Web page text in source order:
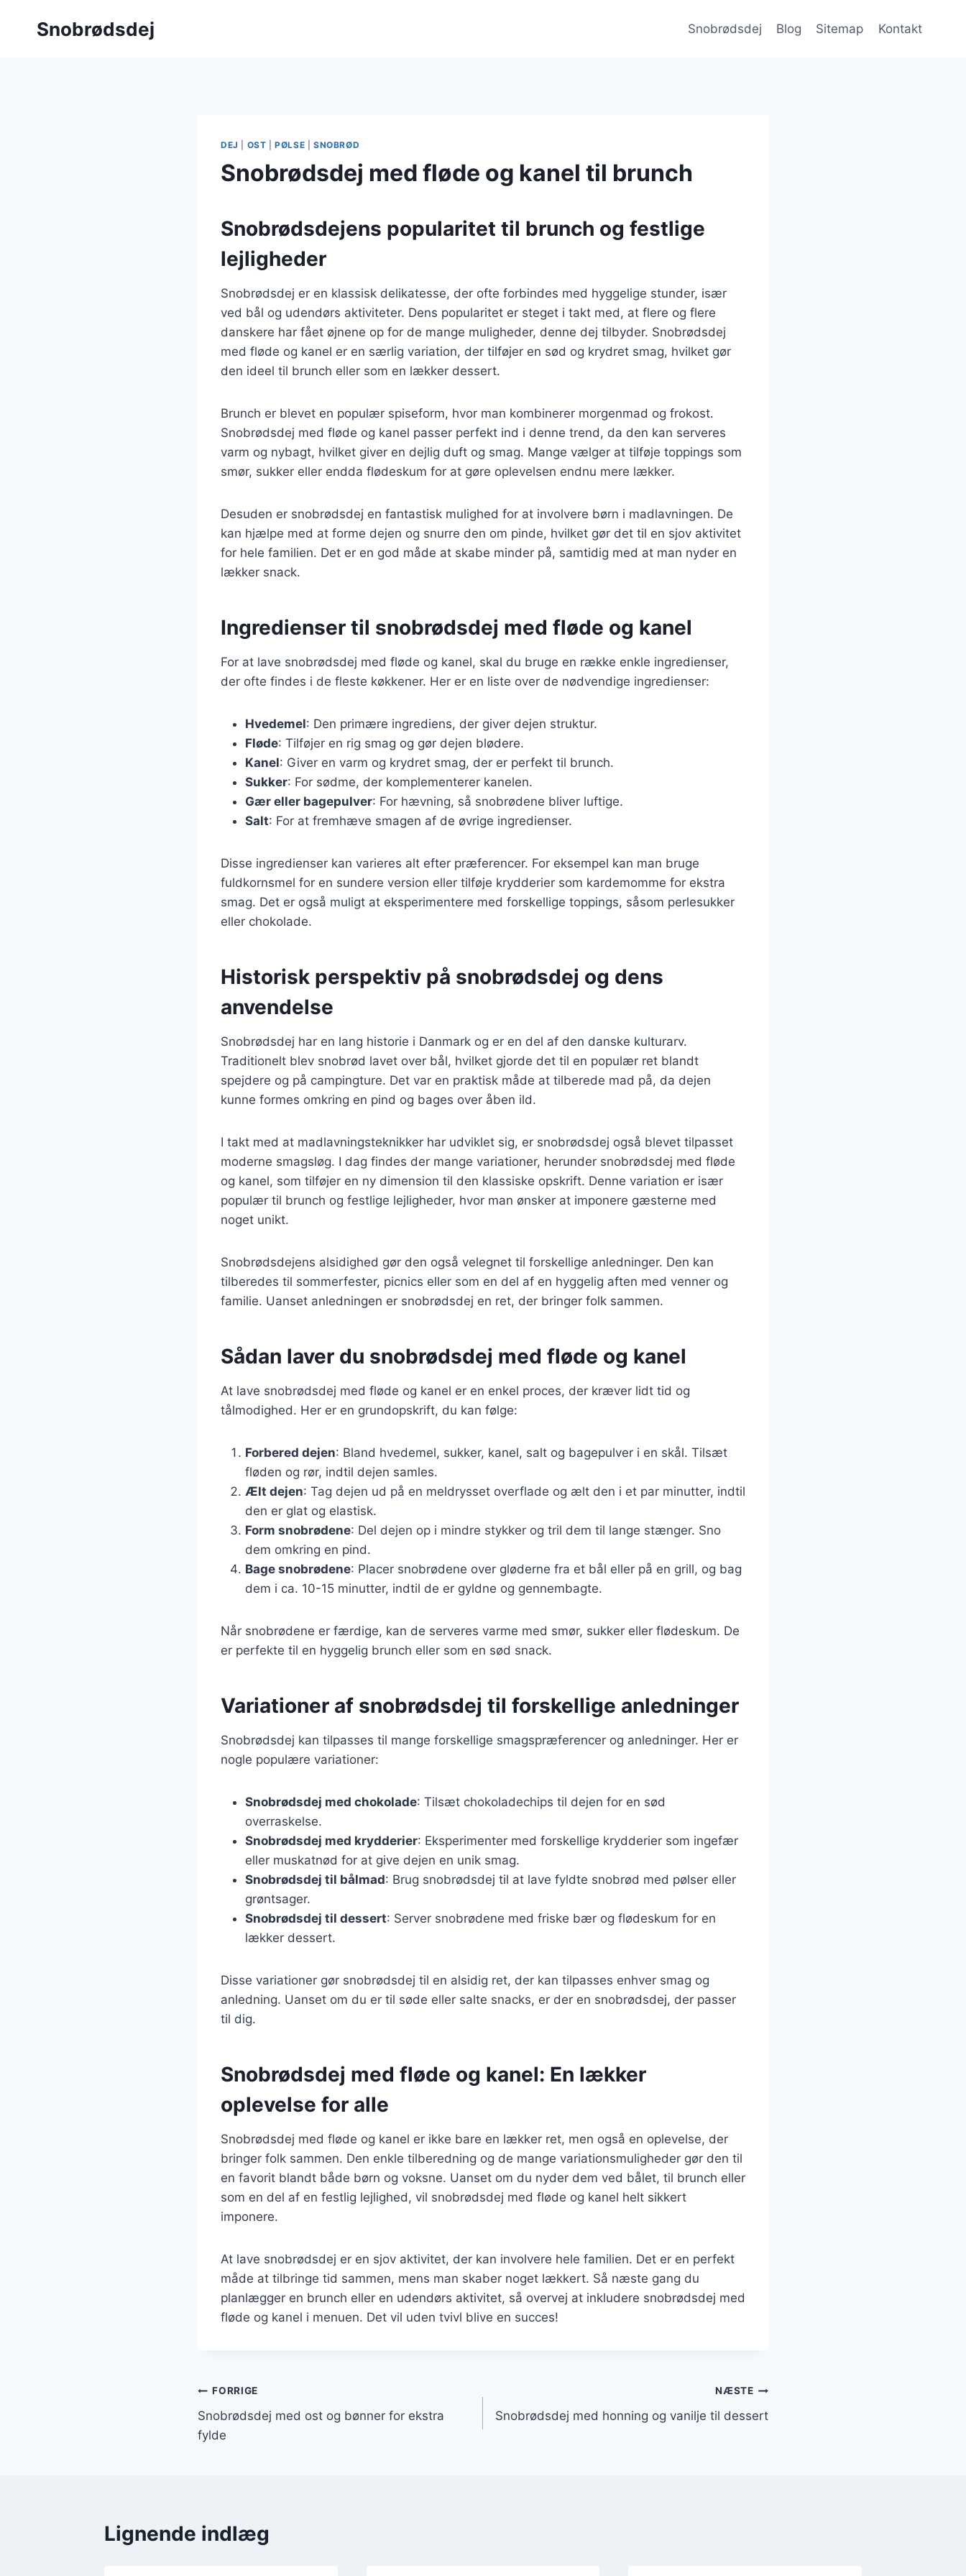
Snobrødsdej Snobrødsdej Blog Sitemap Kontakt
DEJ OST |PØLSE SNOBRØD
Snobrødsdej med fløde og kanel til brunch
Snobrødsdejens popularitet til brunch og festlige
lejligheder
Snobrødsdej er en klassisk delikatesse, der ofte forbindes med hyggelige stunder, især
ved bål og udendørs aktiviteter. Dens popularitet er steget i takt med, at flere og flere
danskere har fået øjnene op for de mange muligheder, denne dej tilbyder. Snobrødsdej
med fløde og kanel er en særlig variation, der tilføjer en sød og krydret smag, hvilket gør
den ideel til brunch eller som en lækker dessert.
Brunch er blevet en populær spiseform, hvor man kombinerer morgenmad og frokost.
Snobrødsdej med fløde og kanel passer perfekt ind i denne trend, da den kan serveres
varm og nybagt, hvilket giver en dejlig duft og smag. Mange vælger at tilføje toppings som
smør, sukker eller endda flødeskum for at gøre oplevelsen endnu mere lækker.
Desuden er snobrødsdej en fantastisk mulighed for at involvere børn i madlavningen. De
kan hjælpe med at forme dejen og snurre den om pinde, hvilket gør det til en sjov aktivitet
for hele familien. Det er en god måde at skabe minder på, samtidig med at man nyder en
lækker snack.
Ingredienser til snobrødsdej med fløde og kanel
For at lave snobrødsdej med fløde og kanel, skal du bruge en række enkle ingredienser,
der ofte findes i de fleste køkkener. Her er en liste over de nødvendige ingredienser:
Hvedemel: Den primære ingrediens, der giver dejen struktur.
Fløde: Tilføjer en rig smag og gør dejen blødere.
Kanel: Giver en varm og krydret smag, der er perfekt til brunch.
Sukker: For sødme, der komplementerer kanelen.
Gær eller bagepulver: For hævning, så snobrødene bliver luftige.
Salt: For at fremhæve smagen af de øvrige ingredienser.
Disse ingredienser kan varieres alt efter præferencer. For eksempel kan man bruge
fuldkornsmel for en sundere version eller tilføje krydderier som kardemomme for ekstra
smag. Det er også muligt at eksperimentere med forskellige toppings, såsom perlesukker
eller chokolade.
Historisk perspektiv på snobrødsdej og dens
anvendelse
Snobrødsdej har en lang historie i Danmark og er en del af den danske kulturarv.
Traditionelt blev snobrød lavet over bål, hvilket gjorde det til en populær ret blandt
spejdere og på campingture. Det var en praktisk måde at tilberede mad på, da dejen
kunne formes omkring en pind og bages over åben ild.
I takt med at madlavningsteknikker har udviklet sig, er snobrødsdej også blevet tilpasset
moderne smagsløg. I dag findes der mange variationer, herunder snobrødsdej med fløde
og kanel, som tilføjer en ny dimension til den klassiske opskrift. Denne variation er især
populær til brunch og festlige lejligheder, hvor man ønsker at imponere gæsterne med
noget unikt.
Snobrødsdejens alsidighed gør den også velegnet til forskellige anledninger. Den kan
tilberedes til sommerfester, picnics eller som en del af en hyggelig aften med venner og
familie. Uanset anledningen er snobrødsdej en ret, der bringer folk sammen.
Sådan laver du snobrødsdej med fløde og kanel
At lave snobrødsdej med fløde og kanel er en enkel proces, der kræver lidt tid og
tålmodighed. Her er en grundopskrift, du kan følge:
Forbered dejen: Bland hvedemel, sukker, kanel, salt og bagepulver i en skål. Tilsæt
fløden og rør, indtil dejen samles.
Ælt dejen: Tag dejen ud på en meldrysset overflade og ælt den i et par minutter, indtil
den er glat og elastisk.
Form snobrødene: Del dejen op i mindre stykker og tril dem til lange stænger. Sno
dem omkring en pind.
Bage snobrødene: Placer snobrødene over gløderne fra et bål eller på en grill, og bag
dem i ca. 10-15 minutter, indtil de er gyldne og gennembagte.
Når snobrødene er færdige, kan de serveres varme med smør, sukker eller flødeskum. De
er perfekte til en hyggelig brunch eller som en sød snack.
Variationer af snobrødsdej til forskellige anledninger
Snobrødsdej kan tilpasses til mange forskellige smagspræferencer og anledninger. Her er
nogle populære variationer:
Snobrødsdej med chokolade: Tilsæt chokoladechips til dejen for en sød
overraskelse.
Snobrødsdej med krydderier: Eksperimenter med forskellige krydderier som ingefær
eller muskatnød for at give dejen en unik smag.
Snobrødsdej til bålmad: Brug snobrødsdej til at lave fyldte snobrød med pølser eller
grøntsager.
Snobrødsdej til dessert: Server snobrødene med friske bær og flødeskum for en
lækker dessert.
Disse variationer gør snobrødsdej til en alsidig ret, der kan tilpasses enhver smag og
anledning. Uanset om du er til søde eller salte snacks, er der en snobrødsdej, der passer
til dig.
Snobrødsdej med fløde og kanel: En lækker
oplevelse for alle
Snobrødsdej med fløde og kanel er ikke bare en lækker ret, men også en oplevelse, der
bringer folk sammen. Den enkle tilberedning og de mange variationsmuligheder gør den til
en favorit blandt både børn og voksne. Uanset om du nyder dem ved bålet, til brunch eller
som en del af en festlig lejlighed, vil snobrødsdej med fløde og kanel helt sikkert
imponere.
At lave snobrødsdej er en sjov aktivitet, der kan involvere hele familien. Det er en perfekt
måde at tilbringe tid sammen, mens man skaber noget lækkert. Så næste gang du
planlægger en brunch eller en udendørs aktivitet, så overvej at inkludere snobrødsdej med
fløde og kanel i menuen. Det vil uden tvivl blive en succes!
Indlægsnavigation
FORRIGE
Snobrødsdej med ost og bønner for ekstra
fylde
NÆSTE
Snobrødsdej med honning og vanilje til dessert
Lignende indlæg